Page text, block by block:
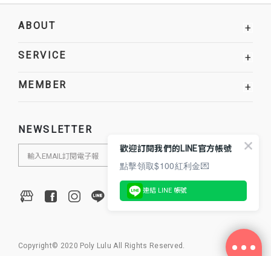
ABOUT +
SERVICE +
MEMBER +
NEWSLETTER
Copyright© 2020 Poly Lulu All Rights Reserved.
歡迎訂閱我們的LINE官方帳號
點擊領取$100紅利金💌
連結 LINE 帳號